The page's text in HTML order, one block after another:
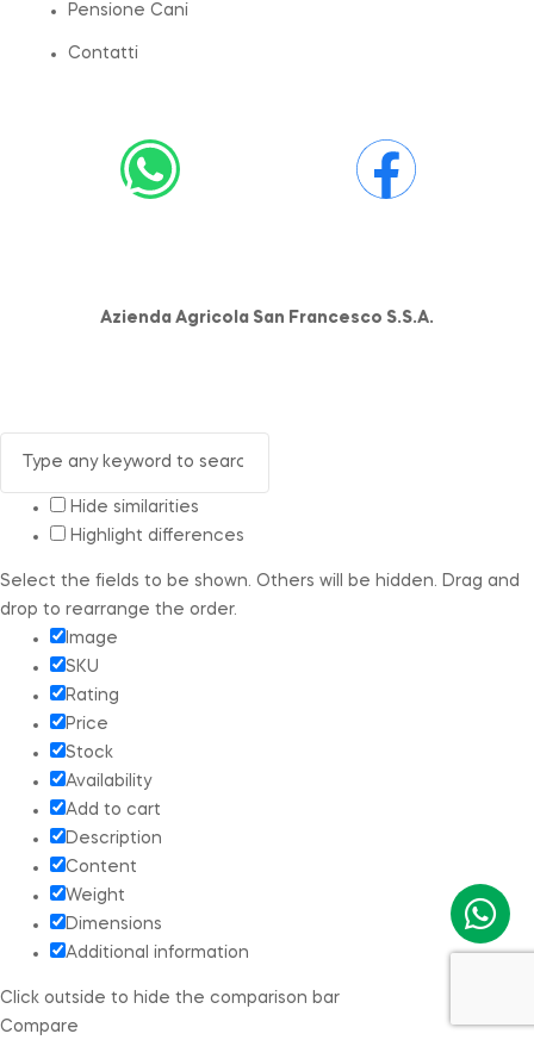
Pensione Cani
Contatti
Azienda Agricola San Francesco S.S.A.
Hide similarities
Highlight differences
Select the fields to be shown. Others will be hidden. Drag and
drop to rearrange the order.
Image
SKU
Rating
Price
Stock
Availability
Add to cart
Description
Content
Weight
Dimensions
Additional information
Click outside to hide the comparison bar
Compare